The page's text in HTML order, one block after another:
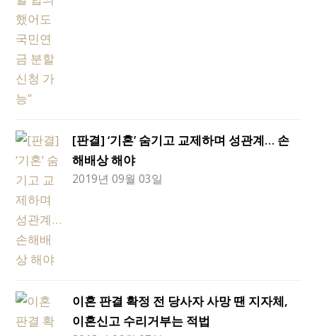
[판결] ‘기혼’ 숨기고 교제하며 성관계… 손
해배상 해야
2019년 09월 03일
이혼 판결 확정 전 당사자 사망 땐 지자체,
이혼신고 수리거부는 적법